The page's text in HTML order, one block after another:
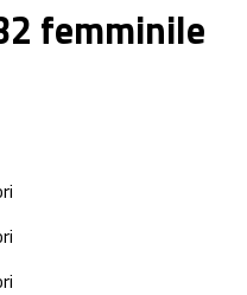
femminile